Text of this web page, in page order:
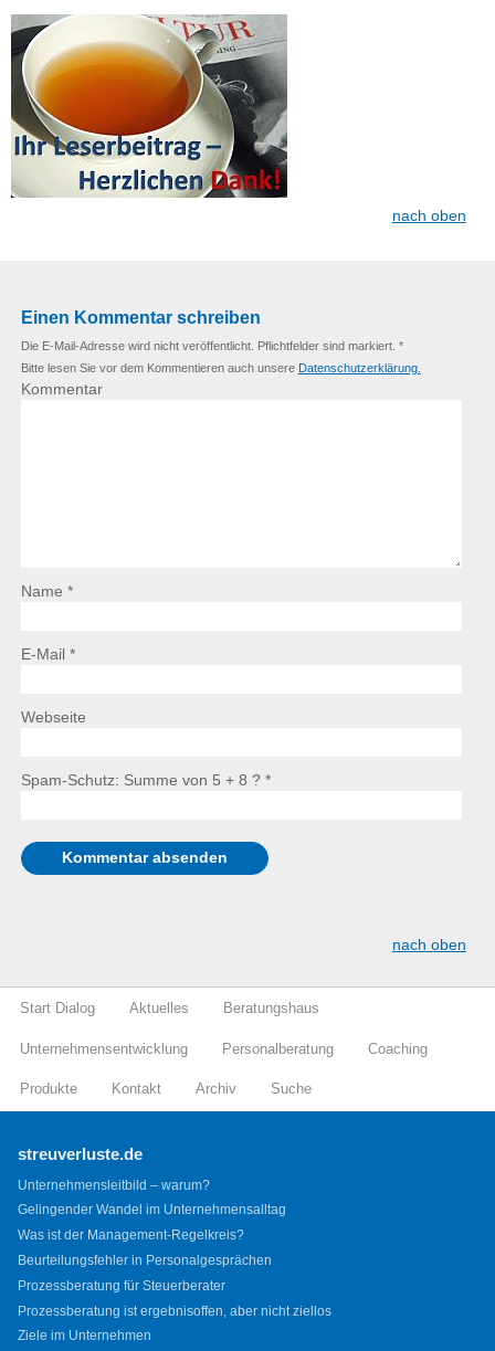
nach oben
Einen Kommentar schreiben
Die E-Mail-Adresse wird nicht veröffentlicht. Pflichtfelder sind markiert. *
Bitte lesen Sie vor dem Kommentieren auch unsere Datenschutzerklärung.
Kommentar
Name *
E-Mail *
Webseite
Spam-Schutz: Summe von 5 + 8 ? *
nach oben
Start Dialog Aktuelles Beratungshaus
Unternehmensentwicklung Personalberatung Coaching
Produkte Kontakt Archiv Suche
streuverluste.de
Unternehmensleitbild – warum?
Gelingender Wandel im Unternehmensalltag
Was ist der Management-Regelkreis?
Beurteilungsfehler in Personalgesprächen
Prozessberatung für Steuerberater
Prozessberatung ist ergebnisoffen, aber nicht ziellos
Ziele im Unternehmen